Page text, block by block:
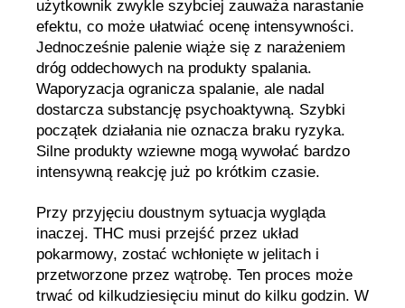
użytkownik zwykle szybciej zauważa narastanie
efektu, co może ułatwiać ocenę intensywności.
Jednocześnie palenie wiąże się z narażeniem
dróg oddechowych na produkty spalania.
Waporyzacja ogranicza spalanie, ale nadal
dostarcza substancję psychoaktywną. Szybki
początek działania nie oznacza braku ryzyka.
Silne produkty wziewne mogą wywołać bardzo
intensywną reakcję już po krótkim czasie.
Przy przyjęciu doustnym sytuacja wygląda
inaczej. THC musi przejść przez układ
pokarmowy, zostać wchłonięte w jelitach i
przetworzone przez wątrobę. Ten proces może
trwać od kilkudziesięciu minut do kilku godzin. W